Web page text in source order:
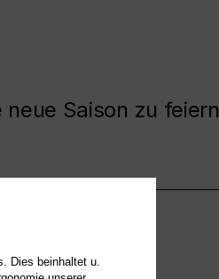
Saison zu feiern
Dies beinhaltet u.